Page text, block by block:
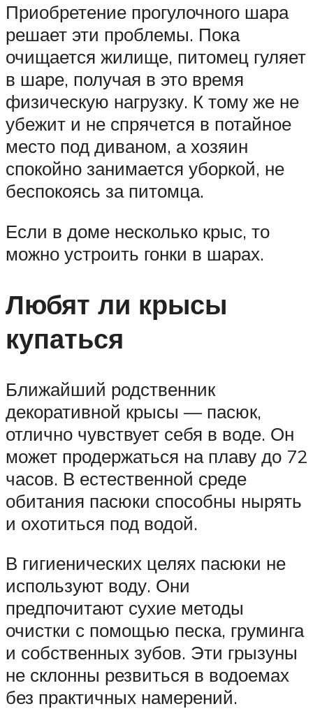
Приобретение прогулочного шара
решает эти проблемы. Пока
очищается жилище, питомец гуляет
в шаре, получая в это время
физическую нагрузку. К тому же не
убежит и не спрячется в потайное
место под диваном, а хозяин
спокойно занимается уборкой, не
беспокоясь за питомца.
Если в доме несколько крыс, то
можно устроить гонки в шарах.
Любят ли крысы
купаться
Ближайший родственник
декоративной крысы — пасюк,
отлично чувствует себя в воде. Он
может продержаться на плаву до 72
часов. В естественной среде
обитания пасюки способны нырять
и охотиться под водой.
В гигиенических целях пасюки не
используют воду. Они
предпочитают сухие методы
очистки с помощью песка, груминга
и собственных зубов. Эти грызуны
не склонны резвиться в водоемах
без практичных намерений.